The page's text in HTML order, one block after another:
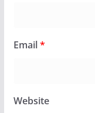
Email*
Website